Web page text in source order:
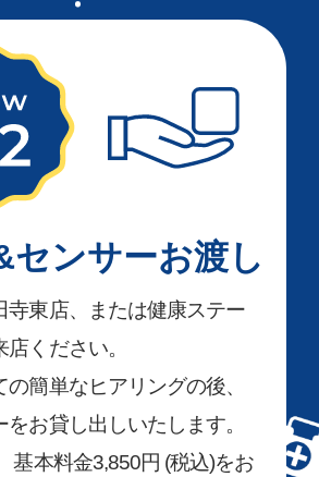
センサーお渡し
寺東店、または健康ステー
ください。
簡単なヒアリングの後、
お貸し出しいたします。
基本料金3,850円 (税込)をお